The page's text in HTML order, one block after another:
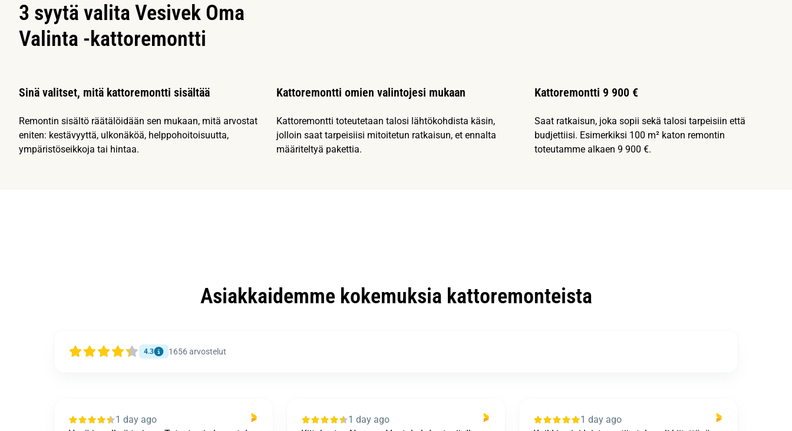
3 syytä valita Vesivek Oma
Valinta -kattoremontti
Sinä valitset, mitä kattoremontti sisältää
Remontin sisältö räätälöidään sen mukaan, mitä arvostat
eniten: kestävyyttä, ulkonäköä, helppohoitoisuutta,
ympäristöseikkoja tai hintaa.
Kattoremontti omien valintojesi mukaan
Kattoremontti toteutetaan talosi lähtökohdista käsin,
jolloin saat tarpeisiisi mitoitetun ratkaisun, et ennalta
määriteltyä pakettia.
Kattoremontti 9 900 €
Saat ratkaisun, joka sopii sekä talosi tarpeisiin että
budjettiisi. Esimerkiksi 100 m² katon remontin
toteutamme alkaen 9 900 €.
Asiakkaidemme kokemuksia kattoremonteista
4.3 1656arvostelut
1 day ago
1 day ago
1 day ago